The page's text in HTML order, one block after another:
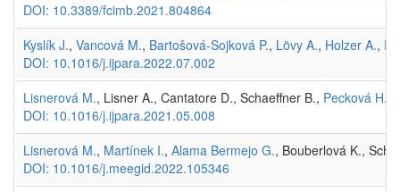
DOI: 10.3389/fcimb.2021.804864
Kyslík J., Vancová M., Bartošová-Sojková P., Lövy A., Holzer A.,
DOI: 10.1016/j.ijpara.2022.07.002
Lisnerová M., Lisner A., Cantatore D., Schaeffner B., Pecková H.
DOI: 10.1016/j.ijpara.2021.05.008
Lisnerová M., Martínek I., Alama Bermejo G., Bouberlová K.,
DOI: 10.1016/j.meegid.2022.105346